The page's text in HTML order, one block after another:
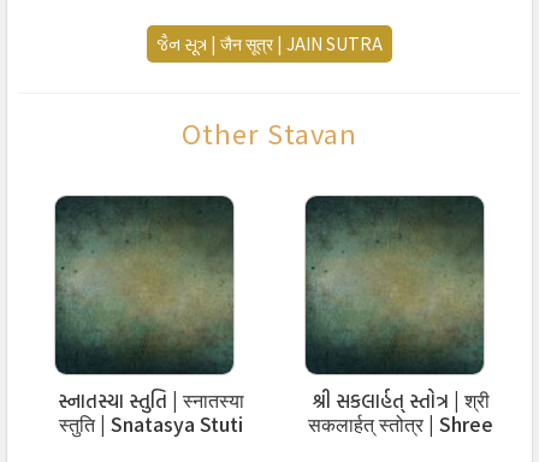
જૈન સૂત્ર | जैन सूत्र | JAIN SUTRA
Other Stavan
સ્નાતસ્યા સ્તુતિ | स्नातस्या
स्तुति | Snatasya Stuti
શ્રી સકલાર્હત્ સ્તોત્ર | श्री
सकलार्हत् स्तोत्र | Shree